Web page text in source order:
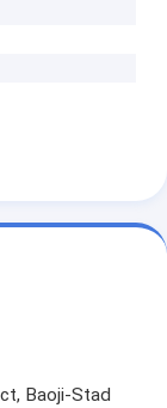
Baoji-Stad